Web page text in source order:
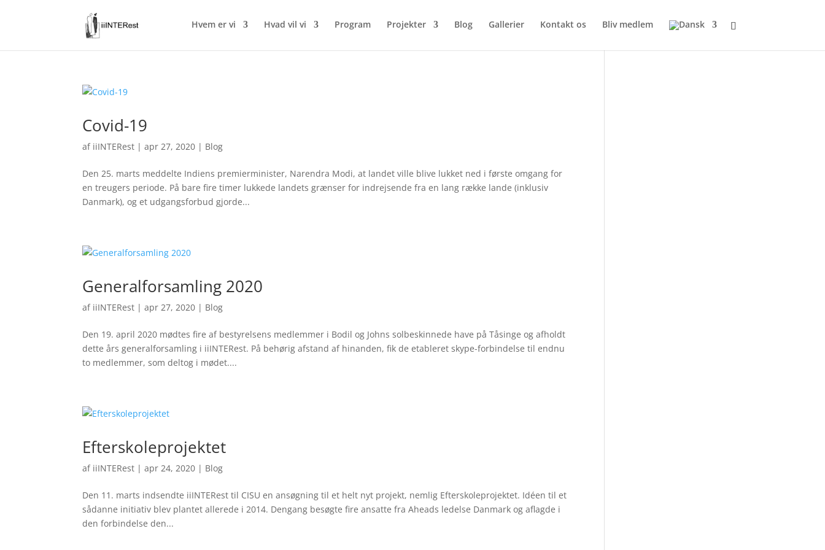
Hvem er vi Hvad vil vi Program Projekter Blog Gallerier Kontakt os Bliv medlem
Covid-19
af iiINTERest |apr 27, 2020 | Blog
Den 25. marts meddelte Indiens premierminister, Narendra Modi, at landet ville blive lukket ned i første omgang for
en treugers periode. På bare fire timer lukkede landets grænser for indrejsende fra en lang række lande (inklusiv
Danmark), og et udgangsforbud gjorde...
Generalforsamling 2020
af iiINTERest |apr 27, 2020 | Blog
Den 19. april 2020 mødtes fire af bestyrelsens medlemmer i Bodil og Johns solbeskinnede have på Tåsinge og afholdt
dette års generalforsamling i iiINTERest. På behørig afstand af hinanden, fik de etableret skype-forbindelse til endnu
to medlemmer, som deltog i mødet....
Efterskoleprojektet
af iiINTERest |apr 24, 2020 | Blog
Den 11. marts indsendte iiINTERest til CISU en ansøgning til et helt nyt projekt, nemlig Efterskoleprojektet. Idéen til et
sådanne initiativ blev plantet allerede i 2014. Dengang besøgte fire ansatte fra Aheads ledelse Danmark og aflagde i
den forbindelse den...